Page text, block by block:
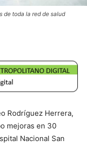
de toda la red de salud
Rodríguez Herrera,
mejoras en 30
Nacional San